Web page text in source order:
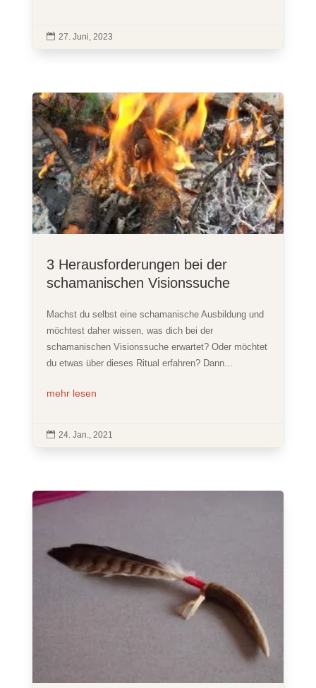
 27. Juni, 2023
3 Herausforderungen bei der
schamanischen Visionssuche
Machst du selbst eine schamanische Ausbildung und
möchtest daher wissen, was dich bei der
schamanischen Visionssuche erwartet? Oder möchtet
du etwas über dieses Ritual erfahren? Dann...
mehr lesen
 24. Jan., 2021